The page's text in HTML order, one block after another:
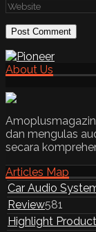
About Us
dan mengulas
secara
Articles Map
Car Audio
Review581
Highlight Product